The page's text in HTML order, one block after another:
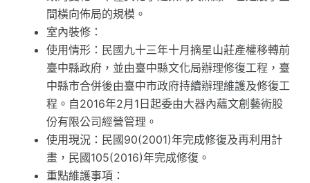
間橫向佈局的規模。
室內裝修：
使用情形：民國九十三年十月摘星山莊產權移轉前
臺中縣政府，並由臺中縣文化局辦理修復工程，臺
中縣市合併後由臺中市政府持續辦理維護及修復工
程。自2016年2月1日起委由大器內蘊文創藝術股
份有限公司經營管理。
使用現況：民國90(2001)年完成修復及再利用計
畫，民國105(2016)年完成修復。
重點維護事項：